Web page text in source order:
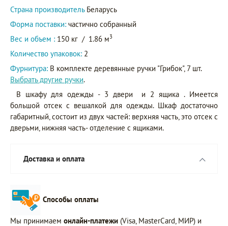
Страна производитель Беларусь
Форма поставки: частично собранный
Вес и объем : 150 кг / 1.86 м3
Количество упаковок: 2
Фурнитура: В комплекте деревянные ручки "Грибок", 7 шт.
Выбрать другие ручки.
В шкафу для одежды - 3 двери и 2 ящика . Имеется
большой отсек с вешалкой для одежды. Шкаф достаточно
габаритный, состоит из двух частей: верхняя часть, это отсек с
дверьми, нижняя часть- отделение с ящиками.
Доставка и оплата
Способы оплаты
Мы принимаем онлайн-платежи (Visa, MasterCard, МИР) и